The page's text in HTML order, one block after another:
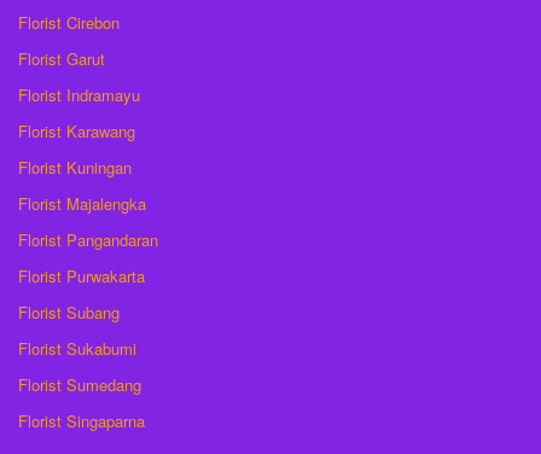
Florist Cirebon
Florist Garut
Florist Indramayu
Florist Karawang
Florist Kuningan
Florist Majalengka
Florist Pangandaran
Florist Purwakarta
Florist Subang
Florist Sukabumi
Florist Sumedang
Florist Singaparna